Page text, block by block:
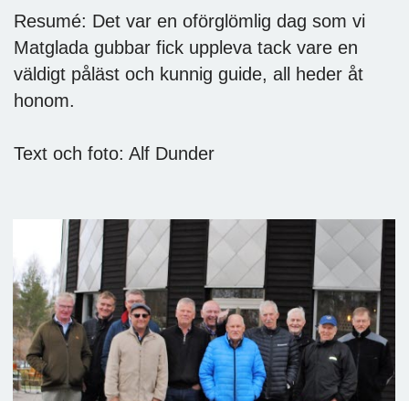
Resumé: Det var en oförglömlig dag som vi
Matglada gubbar fick uppleva tack vare en
väldigt påläst och kunnig guide, all heder åt
honom.
Text och foto: Alf Dunder